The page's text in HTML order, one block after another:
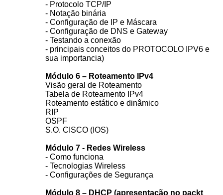
- Protocolo TCP/IP
- Notação binária
- Configuração de IP e Máscara
- Configuração de DNS e Gateway
- Testando a conexão
- principais conceitos do PROTOCOLO IPV6 e
sua importancia)
Módulo 6 – Roteamento IPv4
Visão geral de Roteamento
Tabela de Roteamento IPv4
Roteamento estático e dinâmico
RIP
OSPF
S.O. CISCO (IOS)
Módulo 7 - Redes Wireless
- Como funciona
- Tecnologias Wireless
- Configurações de Segurança
Módulo 8 – DHCP (apresentação no packt